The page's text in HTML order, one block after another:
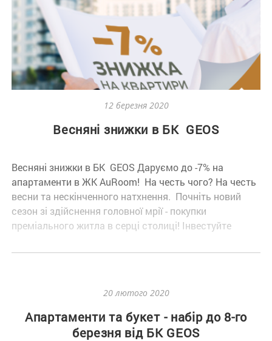
12 березня 2020
Весняні знижки в БК GEOS
Весняні знижки в БК GEOS Даруємо до -7% на
апартаменти в ЖК AuRoom! На честь чого? На честь
весни та нескінченного натхнення. Почніть новий
сезон зі здійснення головної мрії - покупки
преміального житла в серці столиці! Інвестуйте
05.04.2020
20 лютого 2020
Апартаменти та букет - набір до 8-го
березня від БК GEOS